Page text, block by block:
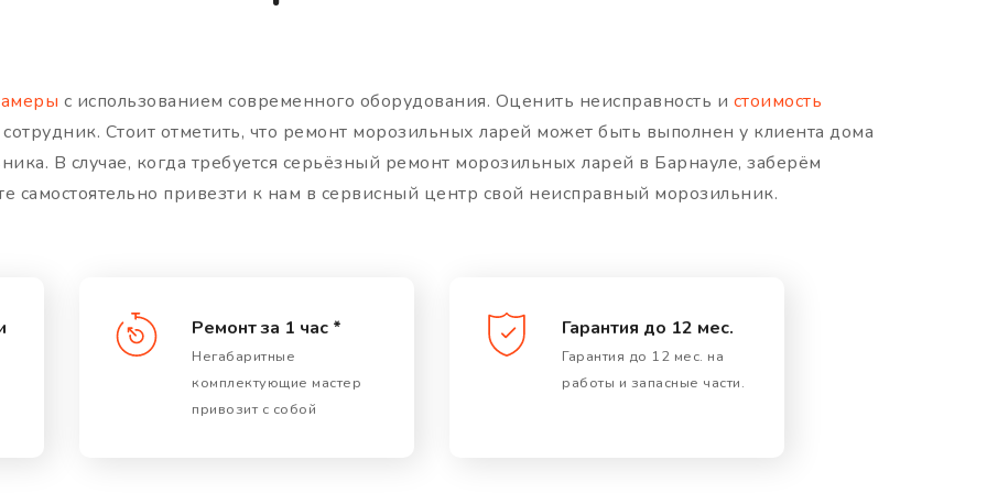
с использованием современного оборудования. Оценить неисправность и стоимость
Стоит отметить, что ремонт морозильных ларей может быть выполнен у клиента дома
В случае, когда требуется серьёзный ремонт морозильных ларей в Барнауле, заберём
самостоятельно привезти к нам в сервисный центр свой неисправный морозильник.
Ремонт за 1 час *
Негабаритные
комплектующие мастер
привозит с собой
Гарантия до 12 мес.
Гарантия до 12 мес. на
работы и запасные части.